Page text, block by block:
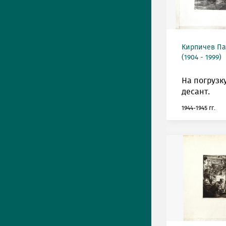
Кирпичев
(1904 - 1999)
На
десант.
1944-1945 гг.